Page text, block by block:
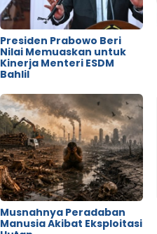
Presiden Prabowo Beri
Nilai Memuaskan untuk
Kinerja Menteri ESDM
Bahlil
Musnahnya Peradaban
Manusia Akibat Eksploitasi